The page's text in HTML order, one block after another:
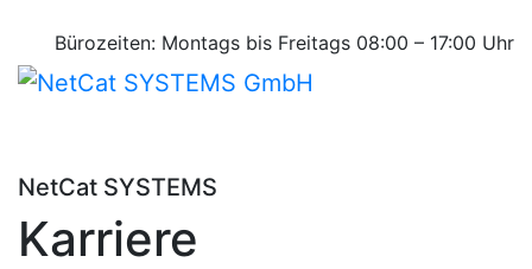
Bürozeiten: Montags bis Freitags 08:00 – 17:00 Uhr
NetCat SYSTEMS
Karriere